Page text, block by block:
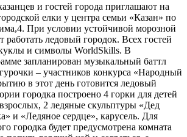
и гостей города приглашают на
елки у центра семьи «Казан» по
При условии устойчивой морозной
работать ледовый городок. Всех гостей
куклы и символы WorldSkills. В
запланирован музыкальный баттл
– участников конкурса «Народный
в этот день готовится ледовый
городка построено 4 горки для детей
2 ледяные скульптуры «Дед
и «Ледяное сердце», карусель. Для
городка будет предусмотрена комната